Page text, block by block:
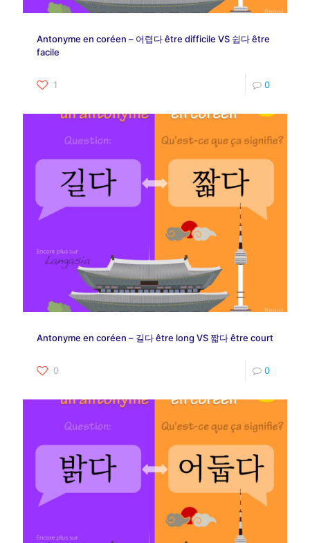
Antonyme en coréen – 어렵다 être difficile VS 쉽다 être
facile
1 0
Antonyme en coréen – 길다 être long VS 짧다 être court
0 0